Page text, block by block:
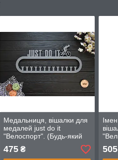
Медальниця, вішалки для
медалей just do it
"Велоспорт". (Будь-який
текст та вид спорту)
475₴ 505